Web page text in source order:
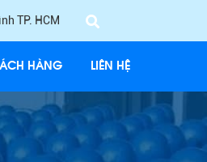
TP. HCM
HÀNG LIÊN HỆ